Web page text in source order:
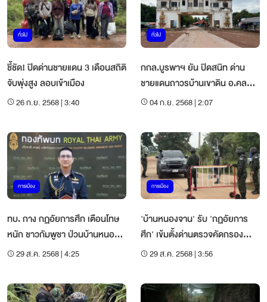
ทั่วไป
ชี้ชัด! ปิดด่านชายแดน 3 เดือนสถิติ
จับพุ่งสูง ลอบเข้าเมือง
26 ก.ย. 2568 | 3:40
ทั่วไป
กกล.บูรพาฯ ยัน ปิดสนิท ด่าน
ชายแดนถาวรบ้านเขาดิน อ.คลอง
หาด สระแก้ว
04 ก.ย. 2568 | 2:07
การเมือง
ทบ. กาง กฏอัยการศึก เตือนโทษ
หนัก ชาวกัมพูชา ป่วนบ้านหนอง
จาน29 ส.ค. 2568 | 4:25
การเมือง
'บ้านหนองจาน' รับ 'กฏอัยการ
ศึก' เข้มตั้งด่านตรวจคัดกรอง
ประชาชน
29 ส.ค. 2568 | 3:56